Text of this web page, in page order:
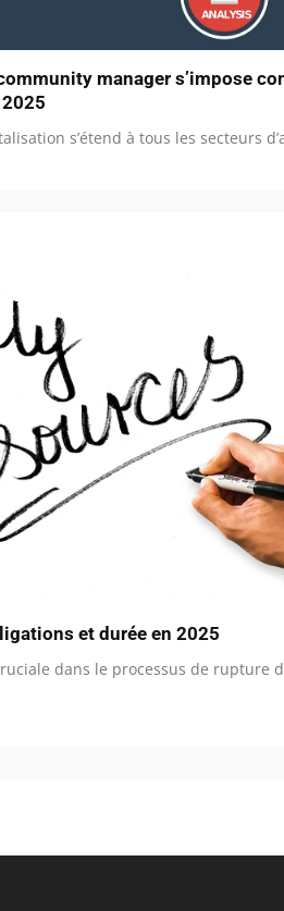
manager s’impose
s’étend à tous les secteurs
et durée en 2025
dans le processus de rupture